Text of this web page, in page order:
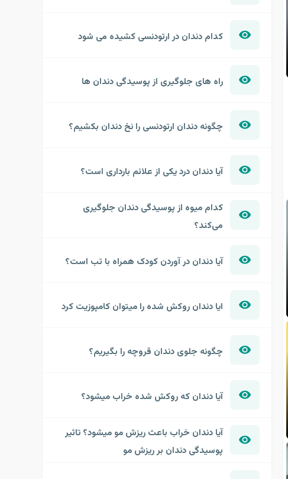
کدام دندان در ارتودنسی کشیده می شود
راه های جلوگیری از پوسیدگی دندان ها
چگونه دندان ارتودنسی را نخ دندان بکشیم؟
آیا دندان درد یکی از علائم بارداری است؟
کدام میوه از پوسیدگی دندان جلوگیری
می‌کند؟
آیا دندان در آوردن کودک همراه با تب است؟
ایا دندان روکش شده را میتوان کامپوزیت کرد
چگونه جلوی دندان قروچه را بگیریم؟
آیا دندان که روکش شده خراب میشود؟
آیا دندان خراب باعث ریزش مو میشود؟ تاثیر
پوسیدگی دندان بر ریزش مو